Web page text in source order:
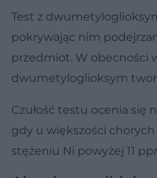
Test z
pokrywając nim
przedmiot. W obecności
dwumetyloglioksym
Czułość testu ocenia się
gdy u większości
stężeniu Ni powyżej 11